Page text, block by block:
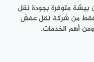
بيشة متوفرة بجودة نقل
من شركة نقل عفش
أهم الخدمات.